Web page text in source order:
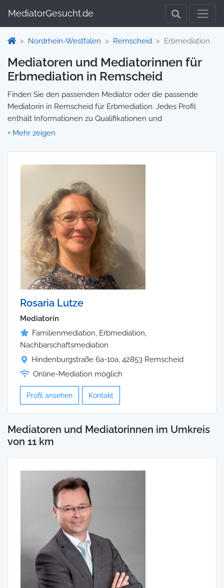
MediatorGesucht.de
Nordrhein-Westfalen Remscheid Erbmediation
Mediatoren und Mediatorinnen für
Erbmediation in Remscheid
Finden Sie den passenden Mediator oder die passende
Mediatorin in Remscheid für Erbmediation. Jedes Profil
enthält Informationen zu Qualifikationen und
Spezialisierungen, sodass Sie gezielt die richtige Person für
Wir selbst vermitteln keine Mediationen, sondern stellen die
Plattform zur Verfügung, um Ihnen die Suche zu erleichtern.
Rosaria Lutze
Mediatorin
Familienmediation, Erbmediation,
Nachbarschaftsmediation
Hindenburgstraße 6a-10a, 42853 Remscheid
Online-Mediation möglich
Profil ansehen Kontakt
Mediatoren und Mediatorinnen im Umkreis
von 11 km